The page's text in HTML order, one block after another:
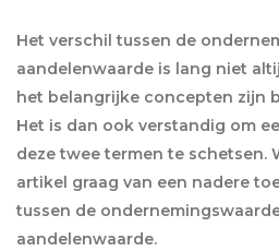
Het verschil tussen de
aandelenwaarde is lang niet
het belangrijke concepten zijn
Het is dan ook verstandig om
deze twee termen te schetsen.
artikel graag van een nadere
tussen de
aandelenwaarde.